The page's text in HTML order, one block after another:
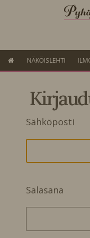
NÄKÖISLEHTI
Sähköposti
Salasana